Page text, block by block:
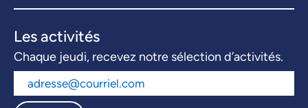
Les activités
Chaque jeudi, recevez notre sélection d’activités.